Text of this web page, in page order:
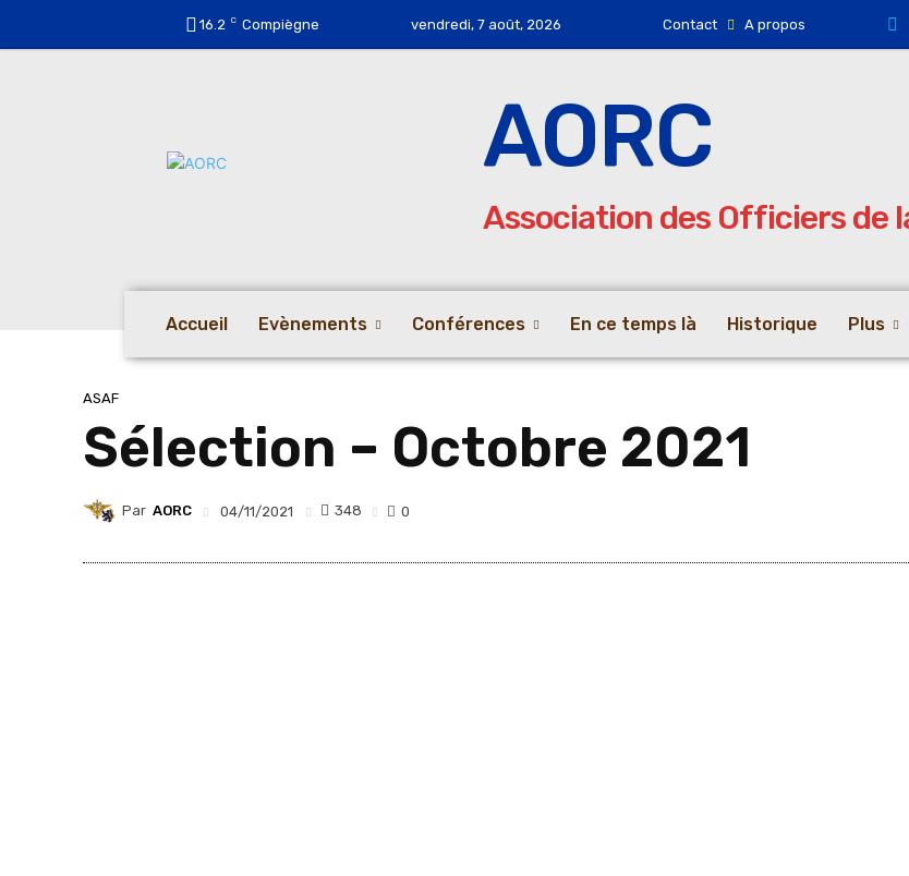
16.2 C Compiègne vendredi, 7 août, 2026 Contact A propos
AORC
Association des Officiers de
Accueil Evènements Conférences En ce temps là Historique Plus
ASAF
Sélection – Octobre 2021
Par AORC 04/11/2021 348 0